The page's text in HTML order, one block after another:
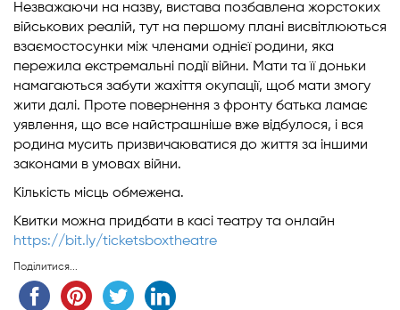
Незважаючи на назву, вистава позбавлена жорстоких
військових реалій, тут на першому плані висвітлюються
взаємостосунки між членами однієї родини, яка
пережила екстремальні події війни. Мати та її доньки
намагаються забути жахіття окупації, щоб мати змогу
жити далі. Проте повернення з фронту батька ламає
уявлення, що все найстрашніше вже відбулося, і вся
родина мусить призвичаюватися до життя за іншими
законами в умовах війни.
Кількість місць обмежена.
Квитки можна придбати в касі театру та онлайн
https://bit.ly/ticketsboxtheatre
Поділитися...